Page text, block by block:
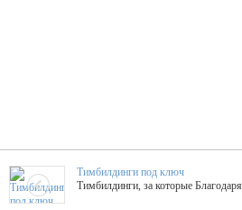
Тимбилдинги под ключ
Тимбилдинги, за которые